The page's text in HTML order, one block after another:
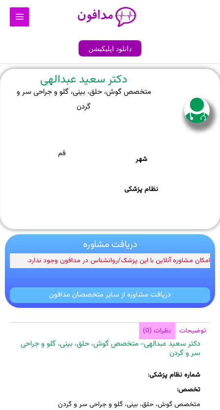
Main
دانلود اپلیکیشن
دکتر سعید عبدالهی
متخصص گوش، حلق، بینی، گلو و جراحی سر و
گردن
شهر
قم
نظام پزشکی
دریافت مشاوره
امکان مشاوره آنلاین با این پزشک/روانشناس در مدافون وجود ندارد.
دریافت مشاوره از سایر متخصصان مدافون
توضیحات نظرات (0)
دکتر سعید عبدالهی- متخصص گوش، حلق، بینی، گلو و جراحی
سر و گردن
شماره نظام پزشکی:
تخصص:
متخصص گوش، حلق، بینی، گلو و جراحی سر و گردن